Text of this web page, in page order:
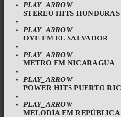
PLAY_ARROW
STEREO HITS HONDURAS
PLAY_ARROW
OYE FM EL SALVADOR
PLAY_ARROW
METRO FM NICARAGUA
PLAY_ARROW
POWER HITS PUERTO
PLAY_ARROW
MELODÍA FM